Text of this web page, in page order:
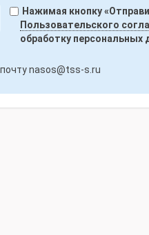
Нажимая кнопку
Пользовательского
обработку персональных
nasos@tss-s.ru